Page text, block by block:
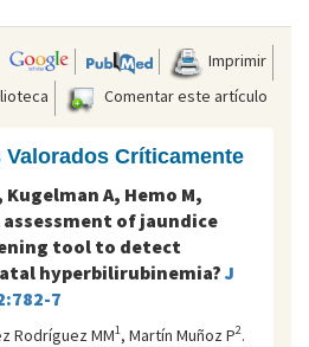
Imprimir
Comentar este artículo
Valorados Críticamente
Kugelman A, Hemo M,
assessment of jaundice
tool to detect
hyperbilirubinemia?J
7
Rodríguez MM1, Martín Muñoz P2.